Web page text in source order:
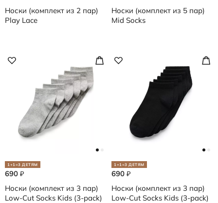
Носки (комплект из 2 пар)
Play Lace
Носки (комплект из 5 пар)
Mid Socks
1+1=3 ДЕТЯМ
690 ₽
Носки (комплект из 3 пар)
Low-Cut Socks Kids (3-pack)
1+1=3 ДЕТЯМ
690 ₽
Носки (комплект из 3 пар)
Low-Cut Socks Kids (3-pack)